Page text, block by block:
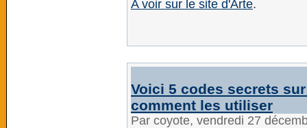
A voir sur le site d'Arte.
Voici 5 codes secrets
comment les utiliser
Par coyote, vendredi 27